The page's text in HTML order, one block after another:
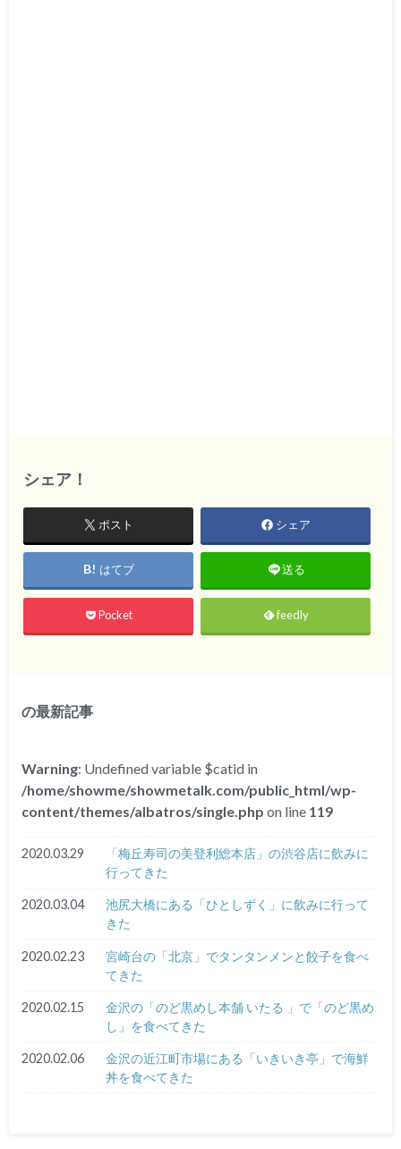
シェア！
ポスト シェア
はてブ 送る
Pocket feedly
の最新記事
Warning: Undefined variable $catid in
/home/showme/showmetalk.com/public_html/wp-
content/themes/albatros/single.php on line 119
2020.03.29
「梅丘寿司の美登利総本店」の渋谷店に飲みに
行ってきた
2020.03.04
池尻大橋にある「ひとしずく」に飲みに行って
きた
2020.02.23
宮崎台の「北京」でタンタンメンと餃子を食べ
てきた
2020.02.15
金沢の「のど黒めし本舗 いたる 」で「のど黒め
し」を食べてきた
2020.02.06
金沢の近江町市場にある「いきいき亭」で海鮮
丼を食べてきた